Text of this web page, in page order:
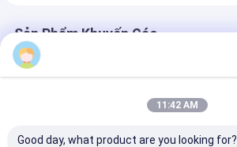
Sản Phẩm Khuyến Cáo
11:42 AM
Good day, what product are you looking for?